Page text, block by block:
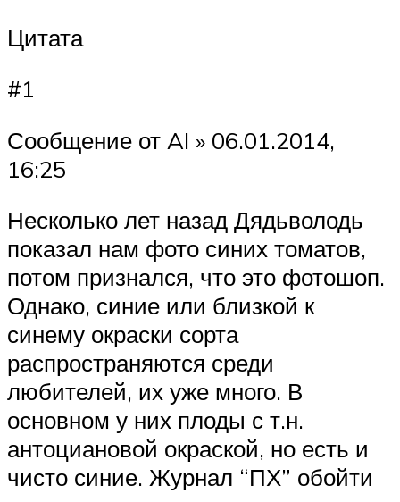
Цитата
#1
Сообщение от AI » 06.01.2014,
16:25
Несколько лет назад Дядьволодь
показал нам фото синих томатов,
потом признался, что это фотошоп.
Однако, синие или близкой к
синему окраски сорта
распространяются среди
любителей, их уже много. В
основном у них плоды с т.н.
антоциановой окраской, но есть и
чисто синие. Журнал “ПХ” обойти